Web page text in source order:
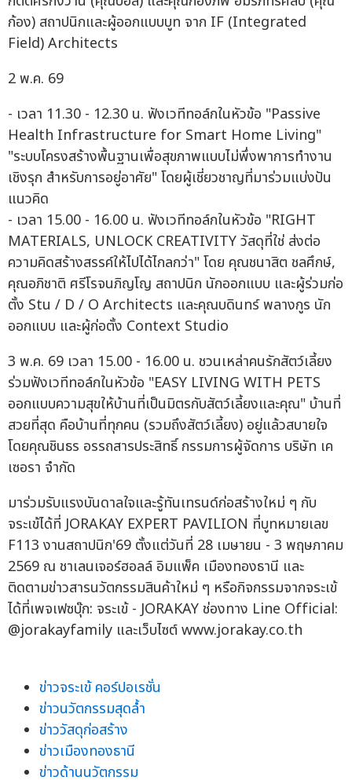
ก้อง) สถาปนิกและผู้ออกแบบบูท จาก IF (Integrated
Field) Architects
2 พ.ค. 69
- เวลา 11.30 - 12.30 น. ฟังเวทีทอล์กในหัวข้อ "Passive
Health Infrastructure for Smart Home Living"
"ระบบโครงสร้างพื้นฐานเพื่อสุขภาพแบบไม่พึ่งพาการทำงาน
เชิงรุก สำหรับการอยู่อาศัย" โดยผู้เชี่ยวชาญที่มาร่วมแบ่งปัน
แนวคิด
- เวลา 15.00 - 16.00 น. ฟังเวทีทอล์กในหัวข้อ "RIGHT
MATERIALS, UNLOCK CREATIVITY วัสดุที่ใช่ ส่งต่อ
ความคิดสร้างสรรค์ให้ไปได้ไกลกว่า" โดย คุณชนาสิต ชลศึกษ์,
คุณอภิชาติ ศรีโรจนภิญโญ สถาปนิก นักออกแบบ และผู้ร่วมก่อ
ตั้ง Stu / D / O Architects และคุณบดินทร์ พลางกูร นัก
ออกแบบ และผู้ก่อตั้ง Context Studio
3 พ.ค. 69 เวลา 15.00 - 16.00 น. ชวนเหล่าคนรักสัตว์เลี้ยง
ร่วมฟังเวทีทอล์กในหัวข้อ "EASY LIVING WITH PETS
ออกแบบความสุขให้บ้านที่เป็นมิตรกับสัตว์เลี้ยงและคุณ" บ้านที่
สวยที่สุด คือบ้านที่ทุกคน (รวมถึงสัตว์เลี้ยง) อยู่แล้วสบายใจ
โดยคุณชินธร อรรถสารประสิทธิ์ กรรมการผู้จัดการ บริษัท เค
เซอรา จำกัด
มาร่วมรับแรงบันดาลใจและรู้ทันเทรนด์ก่อสร้างใหม่ ๆ กับ
จระเข้ได้ที่ JORAKAY EXPERT PAVILION ที่บูทหมายเลข
F113 งานสถาปนิก'69 ตั้งแต่วันที่ 28 เมษายน - 3 พฤษภาคม
2569 ณ ชาเลนเจอร์ฮอลล์ อิมแพ็ค เมืองทองธานี และ
ติดตามข่าวสารนวัตกรรมสินค้าใหม่ ๆ หรือกิจกรรมจากจระเข้
ได้ที่เพจเฟซบุ๊ก: จระเข้ - JORAKAY ช่องทาง Line Official:
@jorakayfamily และเว็บไซต์ www.jorakay.co.th
ข่าวจระเข้ คอร์ปอเรชั่น
ข่าวนวัตกรรมสุดล้ำ
ข่าววัสดุก่อสร้าง
ข่าวเมืองทองธานี
ข่าวด้านนวัตกรรม